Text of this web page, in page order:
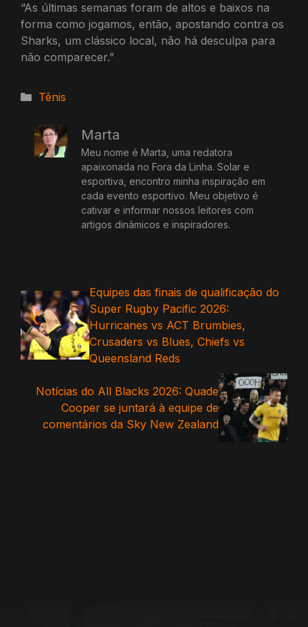
“As últimas semanas foram de altos e baixos na
forma como jogamos, então, apostando contra os
Sharks, um clássico local, não há desculpa para
não comparecer.”
Categorias
Tênis
Marta
Meu nome é Marta, uma redatora
apaixonada no Fora da Linha. Solar e
esportiva, encontro minha inspiração em
cada evento esportivo. Meu objetivo é
cativar e informar nossos leitores com
artigos dinâmicos e inspiradores.
Equipes das finais de qualificação do
Super Rugby Pacific 2026:
Hurricanes vs ACT Brumbies,
Crusaders vs Blues, Chiefs vs
Queensland Reds
Notícias do All Blacks 2026: Quade
Cooper se juntará à equipe de
comentários da Sky New Zealand